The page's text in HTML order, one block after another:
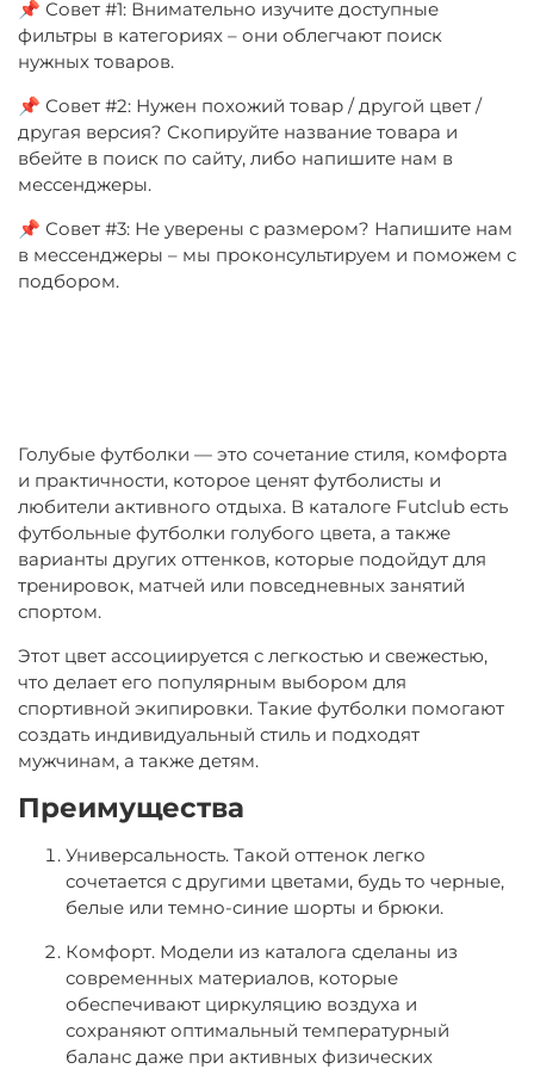
📌 Совет #1: Внимательно изучите доступные
фильтры в категориях – они облегчают поиск
нужных товаров.
📌 Совет #2: Нужен похожий товар / другой цвет /
другая версия? Скопируйте название товара и
вбейте в поиск по сайту, либо напишите нам в
мессенджеры.
📌 Совет #3: Не уверены с размером? Напишите нам
в мессенджеры – мы проконсультируем и поможем с
подбором.
Голубые футболки — это сочетание стиля, комфорта
и практичности, которое ценят футболисты и
любители активного отдыха. В каталоге Futclub есть
футбольные футболки голубого цвета, а также
варианты других оттенков, которые подойдут для
тренировок, матчей или повседневных занятий
спортом.
Этот цвет ассоциируется с легкостью и свежестью,
что делает его популярным выбором для
спортивной экипировки. Такие футболки помогают
создать индивидуальный стиль и подходят
мужчинам, а также детям.
Преимущества
Универсальность. Такой оттенок легко
сочетается с другими цветами, будь то черные,
белые или темно-синие шорты и брюки.
Комфорт. Модели из каталога сделаны из
современных материалов, которые
обеспечивают циркуляцию воздуха и
сохраняют оптимальный температурный
баланс даже при активных физических